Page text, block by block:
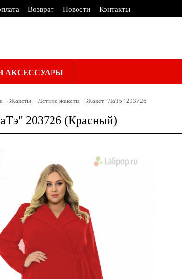
Возврат Новости Контакты
АКСЕССУАРЫ
Жакеты Летние жакеты Жакет "ЛаТэ" 203726
203726 (Красный)